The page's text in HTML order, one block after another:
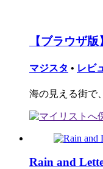
【ブラウザ
マジスタ • レビ
海の見える街で
Rain and